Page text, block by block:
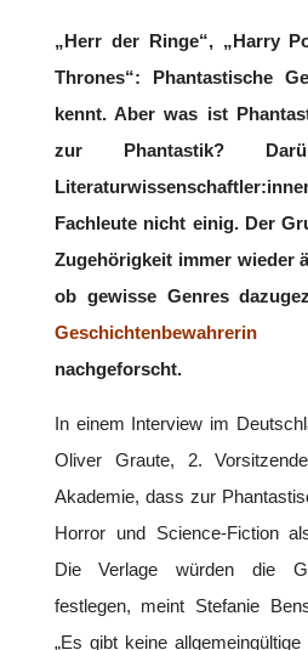
„Herr der Ringe“, „Harry
Thrones“: Phantastische
kennt. Aber was ist
zur Phantastik?
Fachleute nicht einig. Der
Zugehörigkeit immer wieder
ob gewisse Genres
Geschichtenbewahrerin
nachgeforscht.
In einem Interview im
Oliver Graute, 2.
Akademie, dass zur
Horror und Science-Fiction
Die Verlage würden die
festlegen, meint Stefanie
„Es gibt keine